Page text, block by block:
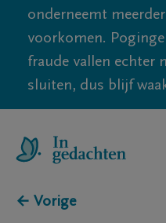
onderneemt
voorkomen.
fraude vallen echter
sluiten, dus blijf
← Vorige